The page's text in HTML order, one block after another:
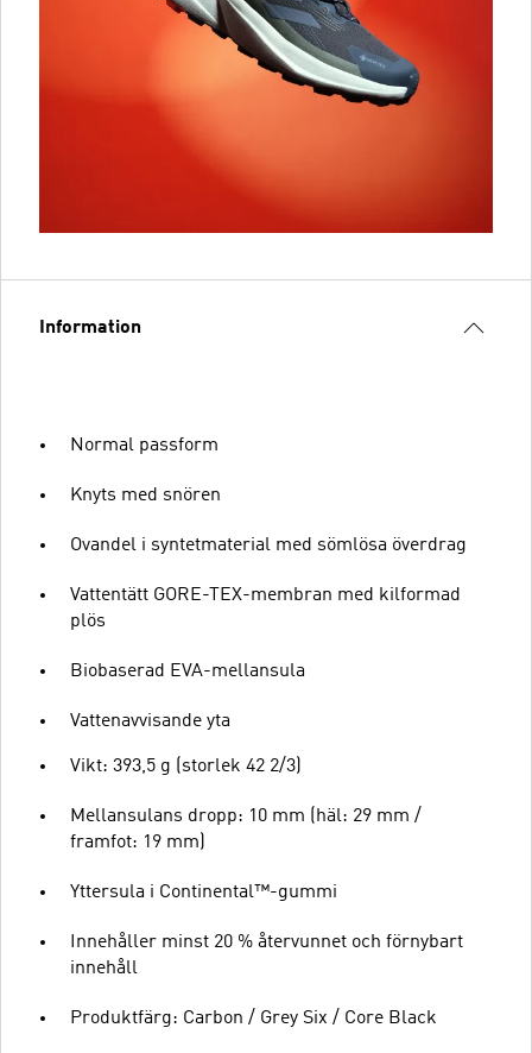
Information
Normal passform
Knyts med snören
Ovandel i syntetmaterial med sömlösa överdrag
Vattentätt GORE-TEX-membran med kilformad
plös
Biobaserad EVA-mellansula
Vattenavvisande yta
Vikt: 393,5 g (storlek 42 2/3)
Mellansulans dropp: 10 mm (häl: 29 mm /
framfot: 19 mm)
Yttersula i Continental™-gummi
Innehåller minst 20 % återvunnet och förnybart
innehåll
Produktfärg: Carbon / Grey Six / Core Black